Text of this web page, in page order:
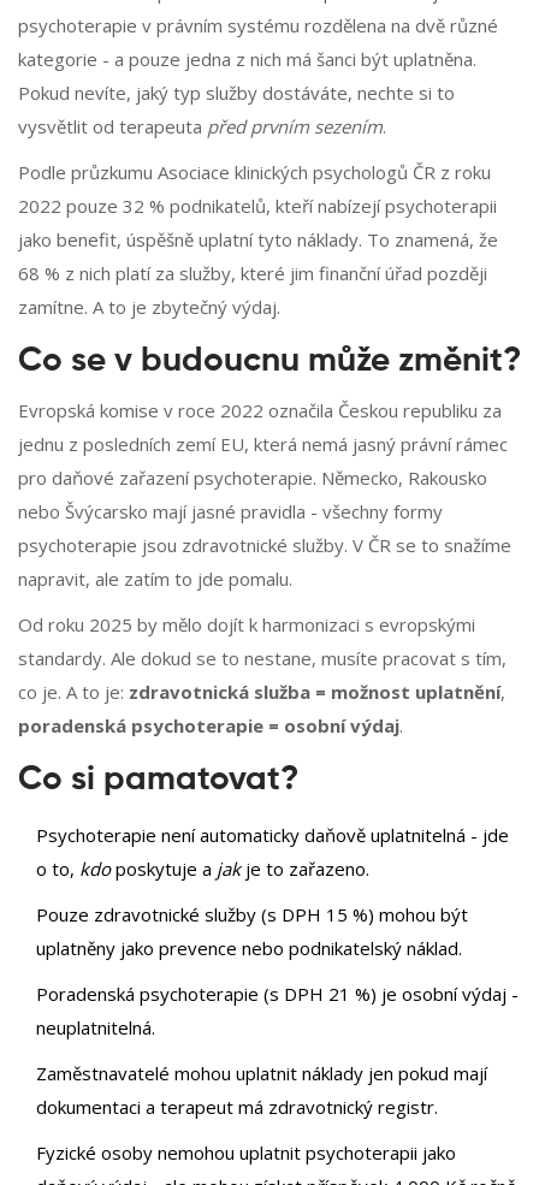
psychoterapie v právním systému rozdělena na dvě různé
kategorie - a pouze jedna z nich má šanci být uplatněna.
Pokud nevíte, jaký typ služby dostáváte, nechte si to
vysvětlit od terapeuta před prvním sezením.
Podle průzkumu Asociace klinických psychologů ČR z roku
2022 pouze 32 % podnikatelů, kteří nabízejí psychoterapii
jako benefit, úspěšně uplatní tyto náklady. To znamená, že
68 % z nich platí za služby, které jim finanční úřad později
zamítne. A to je zbytečný výdaj.
Co se v budoucnu může změnit?
Evropská komise v roce 2022 označila Českou republiku za
jednu z posledních zemí EU, která nemá jasný právní rámec
pro daňové zařazení psychoterapie. Německo, Rakousko
nebo Švýcarsko mají jasné pravidla - všechny formy
psychoterapie jsou zdravotnické služby. V ČR se to snažíme
napravit, ale zatím to jde pomalu.
Od roku 2025 by mělo dojít k harmonizaci s evropskými
standardy. Ale dokud se to nestane, musíte pracovat s tím,
co je. A to je: zdravotnická služba = možnost uplatnění,
poradenská psychoterapie = osobní výdaj.
Co si pamatovat?
Psychoterapie není automaticky daňově uplatnitelná - jde
o to, kdoposkytuje a jakje to zařazeno.
Pouze zdravotnické služby (s DPH 15 %) mohou být
uplatněny jako prevence nebo podnikatelský náklad.
Poradenská psychoterapie (s DPH 21 %) je osobní výdaj -
neuplatnitelná.
Zaměstnavatelé mohou uplatnit náklady jen pokud mají
dokumentaci a terapeut má zdravotnický registr.
Fyzické osoby nemohou uplatnit psychoterapii jako